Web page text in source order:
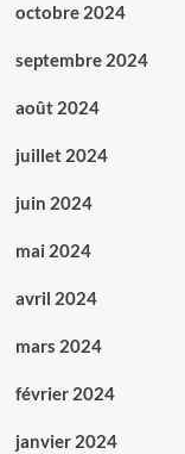
octobre 2024
septembre 2024
août 2024
juillet 2024
juin 2024
mai 2024
avril 2024
mars 2024
février 2024
janvier 2024